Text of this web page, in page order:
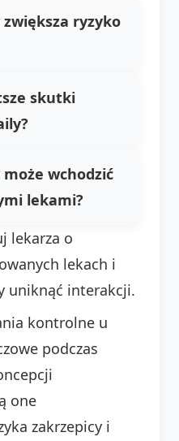
zwiększa ryzyko
skutki
wchodzić
lekami?
lekarza o
lekach i
uniknąć interakcji.
kontrolne u
podczas
one
zakrzepicy i